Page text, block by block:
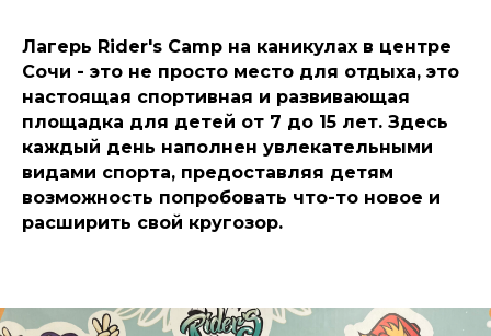
Лагерь Rider's Camp на каникулах в центре
Сочи - это не просто место для отдыха, это
настоящая спортивная и развивающая
площадка для детей от 7 до 15 лет. Здесь
каждый день наполнен увлекательными
видами спорта, предоставляя детям
возможность попробовать что-то новое и
расширить свой кругозор.